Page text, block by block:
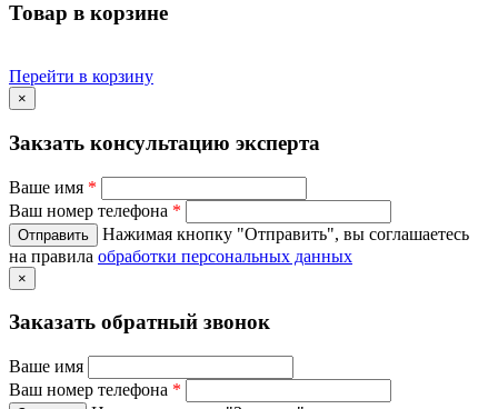
Товар в корзине
Перейти в корзину
×
Закзать консультацию эксперта
Ваше имя *
Ваш номер телефона *
Нажимая кнопку "Отправить", вы соглашаетесь
на правила обработки персональных данных
×
Заказать обратный звонок
Ваше имя
Ваш номер телефона *